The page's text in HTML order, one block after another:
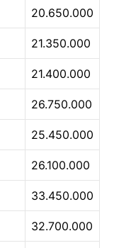
20.650.000
21.350.000
21.400.000
26.750.000
25.450.000
26.100.000
33.450.000
32.700.000